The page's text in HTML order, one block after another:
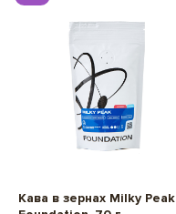
Кава в зернах Milky Peak